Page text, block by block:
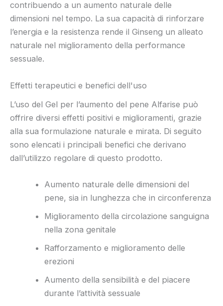
contribuendo a un aumento naturale delle
dimensioni nel tempo. La sua capacità di rinforzare
l’energia e la resistenza rende il Ginseng un alleato
naturale nel miglioramento della performance
sessuale.
Effetti terapeutici e benefici dell'uso
L’uso del Gel per l’aumento del pene Alfarise può
offrire diversi effetti positivi e miglioramenti, grazie
alla sua formulazione naturale e mirata. Di seguito
sono elencati i principali benefici che derivano
dall’utilizzo regolare di questo prodotto.
Aumento naturale delle dimensioni del
pene, sia in lunghezza che in circonferenza
Miglioramento della circolazione sanguigna
nella zona genitale
Rafforzamento e miglioramento delle
erezioni
Aumento della sensibilità e del piacere
durante l’attività sessuale